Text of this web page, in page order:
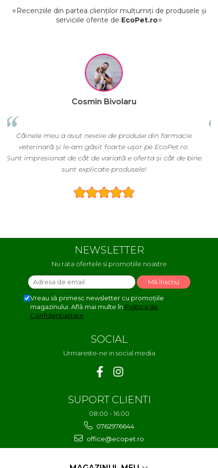
⭐Recenziile din partea clienților mulțumiți de produsele și
serviciile oferite de EcoPet.ro⭐
bine
Raluca Popescu
EcoPet.ro este salvarea mea de fiecare dată când am
nevoie de hrană sau produse pentru păsările exotice
volieră.
E greu să găsești un magazin online cu o gamă atât
NEWSLETTER
Nu rata ofertele si promotiile noastre
Vreau să primesc newsletter cu promoțiile
magazinului. Află mai multe în Politica de
Confidentialitate
SOCIAL
Urmareste-ne in social media
SUPORT CLIENTI
08:00 - 16:00
0762976644
office@ecopet.ro